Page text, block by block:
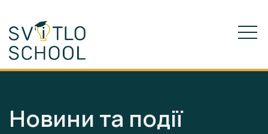
Новини та події